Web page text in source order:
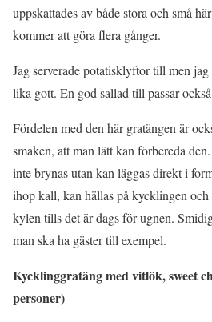
uppskattades av både stora och små
kommer att göra flera gånger.
Jag serverade potatisklyftor till men
lika gott. En god sallad till passar
Fördelen med den här gratängen är
smaken, att man lätt kan förbereda
inte brynas utan kan läggas direkt i
ihop kall, kan hällas på kycklingen och
kylen tills det är dags för ugnen.
man ska ha gäster till exempel.
Kycklinggratäng med vitlök, sweet
personer)